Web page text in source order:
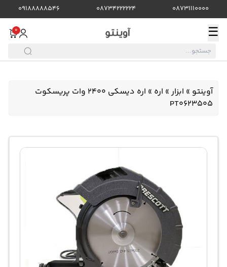
08731110000
08734222224
09188888546
☰
0
آوینتو » ابزار» اره »
اره دیسکی 2400 وات پریسکوت
PT0623505